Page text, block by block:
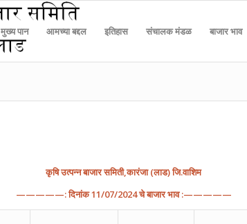
मुख्य पान आमच्या बद्दल इतिहास संचालक मंडळ बाजार भाव
कृषिउत्पन्नबाजारसमिती,कारंजा(लाड)जि.वाशिम
—————:दिनांक11/07/2024चेबाजारभाव:—————